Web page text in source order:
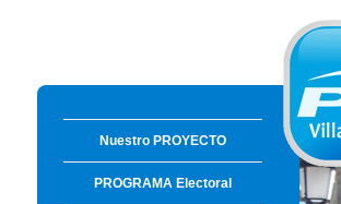
Nuestro PROYECTO
PROGRAMA Electoral